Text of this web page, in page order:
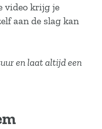
video krijg je
aan de slag kan
en laat altijd een